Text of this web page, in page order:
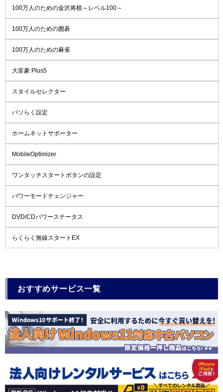
100万人のための金沢将棋～レベル100～
100万人のための囲碁
100万人のための麻雀
大富豪 Plus5
スタイルセレクター
パソらく設定
ホームネットサポーター
MobileOptimizer
ワンタッチスタートボタンの設定
パワーモードチェンジャー
DVD/CDパワーステータス
らくらく無線スタートEX
おすすめサービス一覧